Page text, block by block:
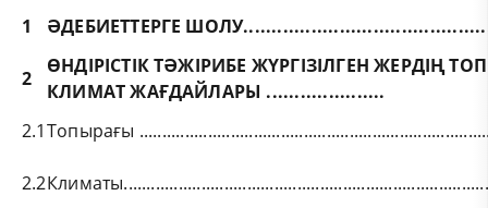
1
ӘДЕБИЕТТЕРГЕ
2
ӨНДІРІСТІК ТӘЖІРИБЕ ЖҮРГІЗІЛГЕН ЖЕРДІҢ
КЛИМАТ ЖАҒДАЙЛАРЫ .....................
2.1Топырағы
2.2